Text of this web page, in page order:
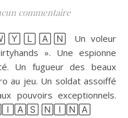
commentaire
». Une espionne
Un fugueur des beaux
au jeu. Un soldat assoiffé
pouvoirs exceptionnels.
🄽🄸🄽🄰